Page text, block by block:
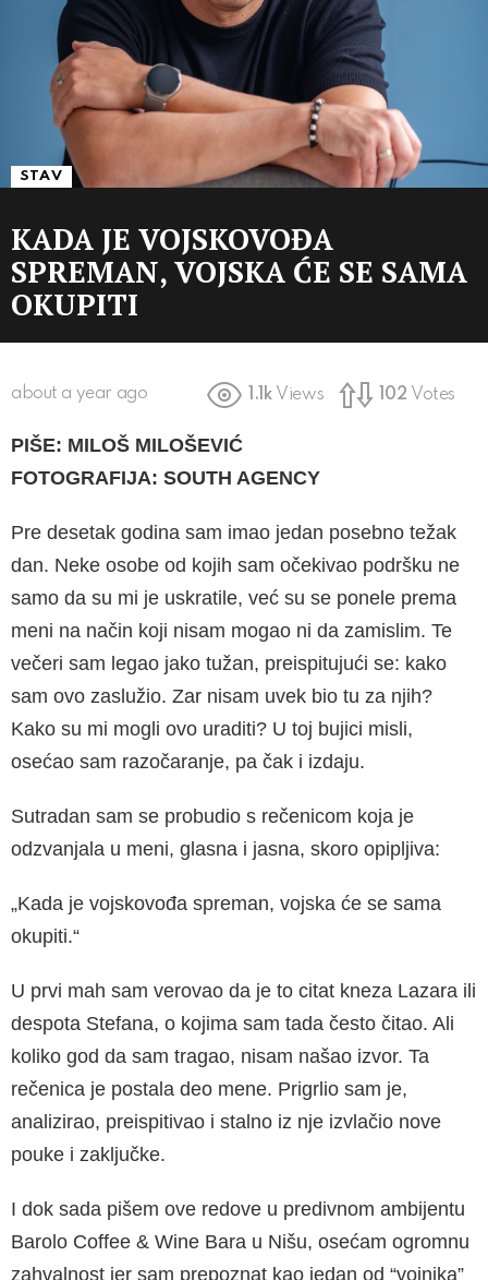
STAV
KADA JE VOJSKOVOĐA
SPREMAN, VOJSKA ĆE SE SAMA
OKUPITI
about a year ago 1.1k Views 102 Votes
PIŠE: MILOŠ MILOŠEVIĆ
FOTOGRAFIJA: SOUTH AGENCY
Pre desetak godina sam imao jedan posebno težak
dan. Neke osobe od kojih sam očekivao podršku ne
samo da su mi je uskratile, već su se ponele prema
meni na način koji nisam mogao ni da zamislim. Te
večeri sam legao jako tužan, preispitujući se: kako
sam ovo zaslužio. Zar nisam uvek bio tu za njih?
Kako su mi mogli ovo uraditi? U toj bujici misli,
osećao sam razočaranje, pa čak i izdaju.
Sutradan sam se probudio s rečenicom koja je
odzvanjala u meni, glasna i jasna, skoro opipljiva:
„Kada je vojskovođa spreman, vojska će se sama
okupiti.“
U prvi mah sam verovao da je to citat kneza Lazara ili
despota Stefana, o kojima sam tada često čitao. Ali
koliko god da sam tragao, nisam našao izvor. Ta
rečenica je postala deo mene. Prigrlio sam je,
analizirao, preispitivao i stalno iz nje izvlačio nove
pouke i zaključke.
I dok sada pišem ove redove u predivnom ambijentu
Barolo Coffee & Wine Bara u Nišu, osećam ogromnu
zahvalnost jer sam prepoznat kao jedan od “vojnika”